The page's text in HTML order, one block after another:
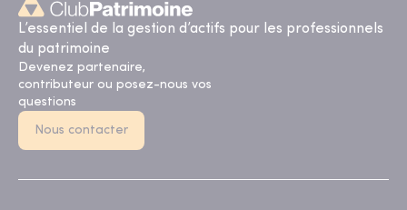
L’essentiel de la gestion d’actifs pour les professionnels
du patrimoine
Devenez partenaire,
contributeur ou posez-nous vos
questions
Nous contacter